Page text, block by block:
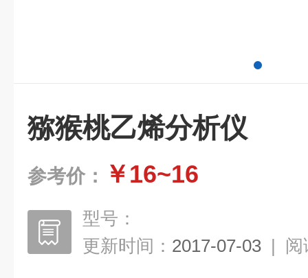
猕猴桃乙烯分析仪
参考价： ￥16~16
型号：
更新时间： 2017-07-03 | 阅